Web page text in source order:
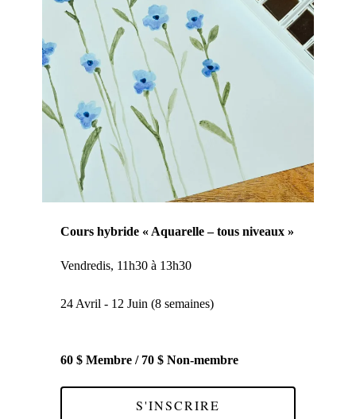
Cours hybride « Aquarelle – tous niveaux »
Vendredis, 11h30 à 13h30
24 Avril - 12 Juin (8 semaines)
60 $ Membre / 70 $ Non-membre
S'INSCRIRE